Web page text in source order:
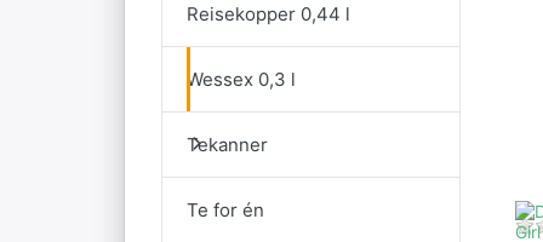
Reisekopper 0,44 l
Wessex 0,3 l
Tekanner
Te for én